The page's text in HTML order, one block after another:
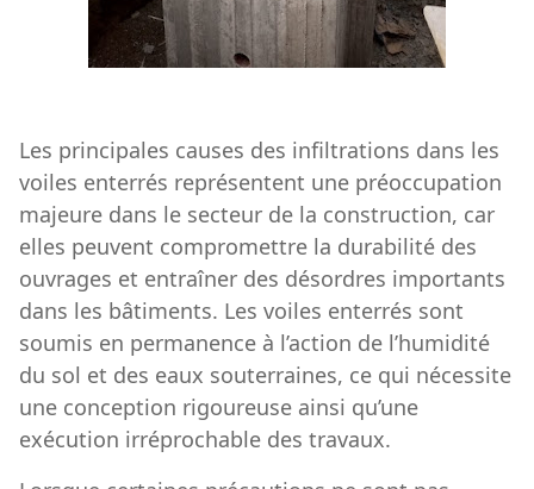
Les principales causes des infiltrations dans les
voiles enterrés représentent une préoccupation
majeure dans le secteur de la construction, car
elles peuvent compromettre la durabilité des
ouvrages et entraîner des désordres importants
dans les bâtiments. Les voiles enterrés sont
soumis en permanence à l’action de l’humidité
du sol et des eaux souterraines, ce qui nécessite
une conception rigoureuse ainsi qu’une
exécution irréprochable des travaux.